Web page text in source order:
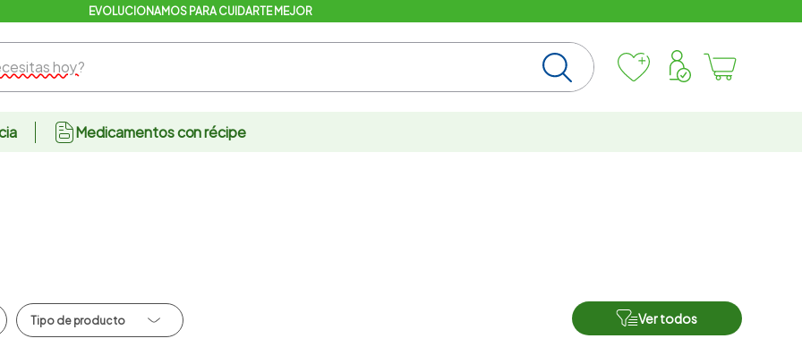
EVOLUCIONAMOS PARA CUIDARTE MEJOR
hoy?
Medicamentos con récipe
Ver todos